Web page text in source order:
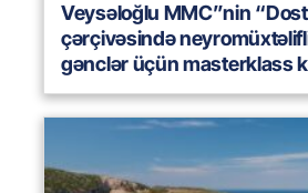
Veysəloğlu MMC”nin
çərçivəsində
gənclər üçün masterklass